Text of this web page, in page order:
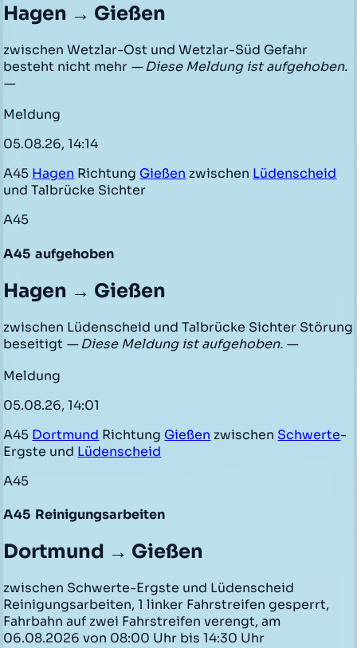
Hagen → Gießen
zwischen Wetzlar-Ost und Wetzlar-Süd Gefahr
besteht nicht mehr — Diese Meldung ist aufgehoben.
—
Meldung
05.08.26, 14:14
A45 Hagen Richtung Gießen zwischen Lüdenscheid
und Talbrücke Sichter
A45
A45 aufgehoben
Hagen → Gießen
zwischen Lüdenscheid und Talbrücke Sichter Störung
beseitigt — Diese Meldung ist aufgehoben. —
Meldung
05.08.26, 14:01
A45 Dortmund Richtung Gießen zwischen Schwerte-
Ergste und Lüdenscheid
A45
A45 Reinigungsarbeiten
Dortmund → Gießen
zwischen Schwerte-Ergste und Lüdenscheid
Reinigungsarbeiten, 1 linker Fahrstreifen gesperrt,
Fahrbahn auf zwei Fahrstreifen verengt, am
06.08.2026 von 08:00 Uhr bis 14:30 Uhr